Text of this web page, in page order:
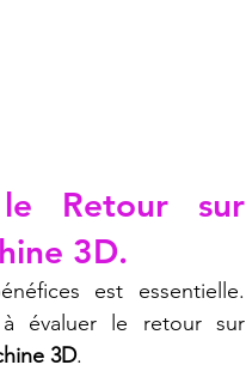
Retour sur
3D.
est essentielle.
à évaluer le retour sur
3D.